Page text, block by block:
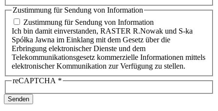
Zustimmung für Sendung von Information
Zustimmung für Sendung von Information
Ich bin damit einverstanden, RASTER R.Nowak und S-ka
Spółka Jawna im Einklang mit dem Gesetz über die
Erbringung elektronischer Dienste und dem
Telekommunikationsgesetz kommerzielle Informationen mittels
elektronischer Kommunikation zur Verfügung zu stellen.
reCAPTCHA *
Senden